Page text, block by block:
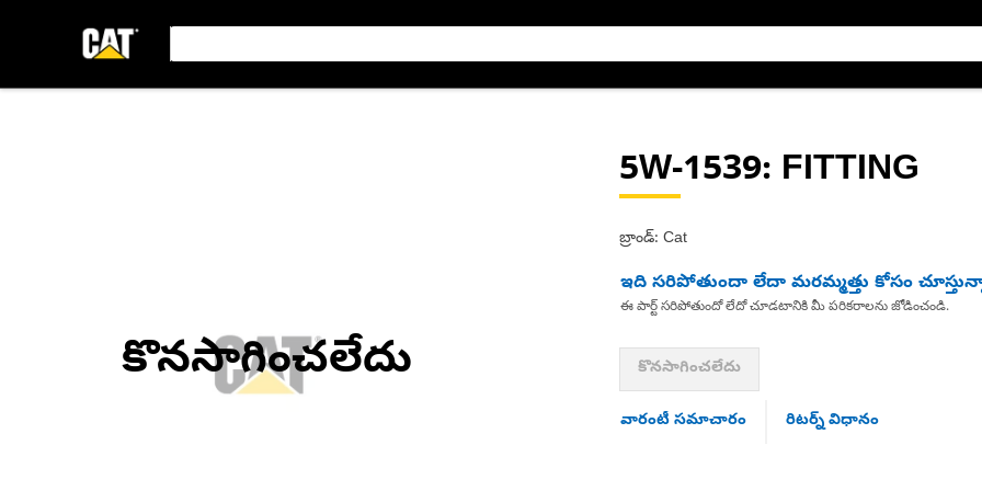
కొనసాగించలేదు
5W-1539: FITTING
బ్రాండ్: Cat
ఇది సరిపోతుందా లేదా మరమ్మత్తు కోసం
ఈ పార్ట్ సరిపోతుందో లేదో చూడటానికి మీ పరికరాలను జోడించండి.
కొనసాగించలేదు
వారంటీ సమాచారం రిటర్న్ విధానం